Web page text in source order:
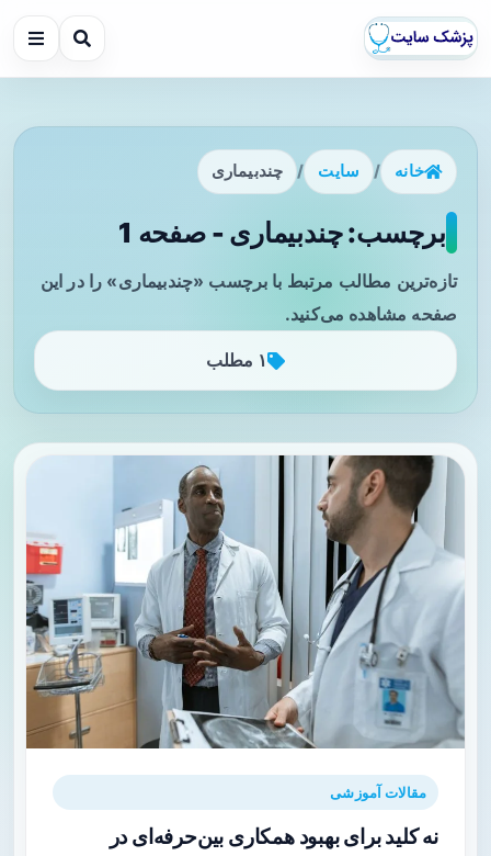
خانه / سایت / چندبیماری
برچسب: چندبیماری - صفحه 1
تازه‌ترین مطالب مرتبط با برچسب «چندبیماری» را در این
صفحه مشاهده می‌کنید.
۱ مطلب
مقالات آموزشی
نه کلید برای بهبود همکاری بین‌حرفه‌ای در